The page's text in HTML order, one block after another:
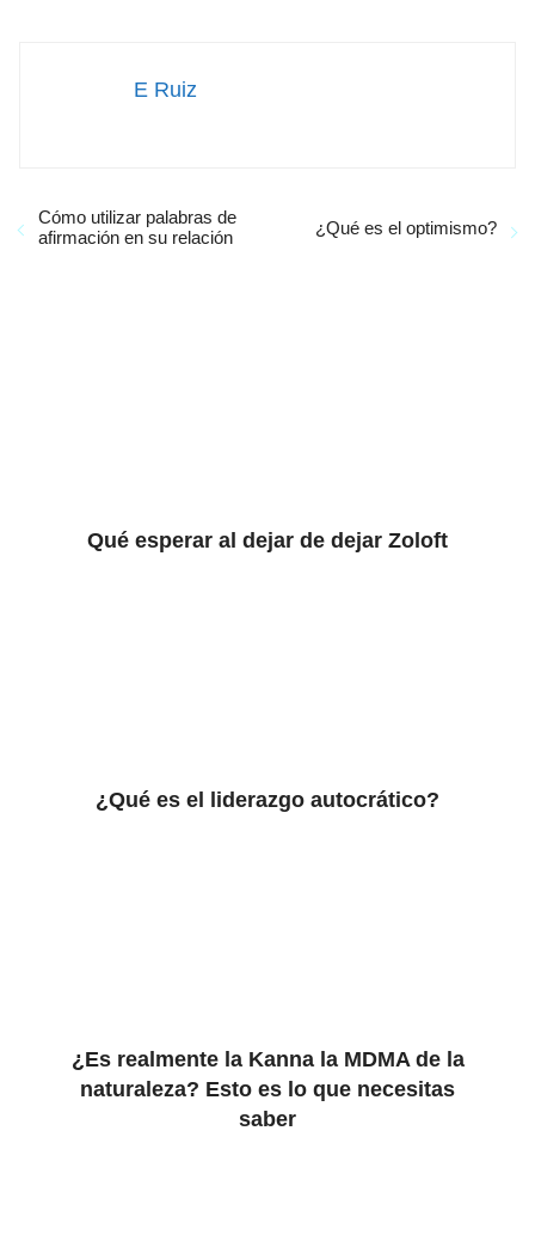
E Ruiz
Cómo utilizar palabras de
afirmación en su relación
¿Qué es el optimismo?
Qué esperar al dejar de dejar Zoloft
¿Qué es el liderazgo autocrático?
¿Es realmente la Kanna la MDMA de la
naturaleza? Esto es lo que necesitas
saber